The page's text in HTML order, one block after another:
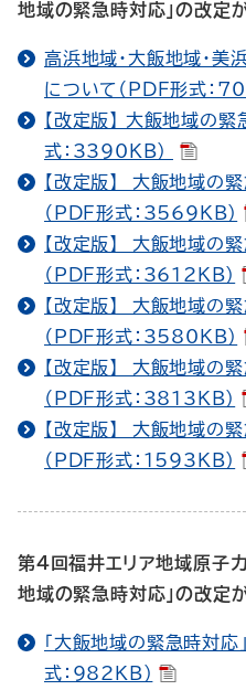
地域の緊急時対応」の改定
高浜地域・大飯地域・美
について（PDF形式：
【改定版】 大飯地域の緊
式：3390KB）
【改定版】 大飯地域の緊
（PDF形式：3569KB）
【改定版】 大飯地域の緊
（PDF形式：3612KB）
【改定版】 大飯地域の緊
（PDF形式：3580KB）
【改定版】 大飯地域の緊
（PDF形式：3813KB）
【改定版】 大飯地域の緊
（PDF形式：1593KB）
第４回福井エリア地域原子
地域の緊急時対応」の改定
「大飯地域の緊急時対
式：982KB）